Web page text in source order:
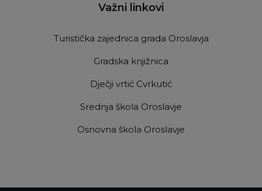
Važni linkovi
Turistička zajednica grada Oroslavja
Gradska knjižnica
Dječji vrtić Cvrkutić
Srednja škola Oroslavje
Osnovna škola Oroslavje